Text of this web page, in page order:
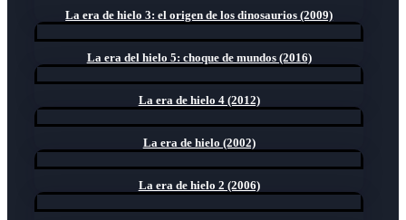
La era de hielo 3: el origen de los dinosaurios (2009)
La era del hielo 5: choque de mundos (2016)
La era de hielo 4 (2012)
La era de hielo (2002)
La era de hielo 2 (2006)